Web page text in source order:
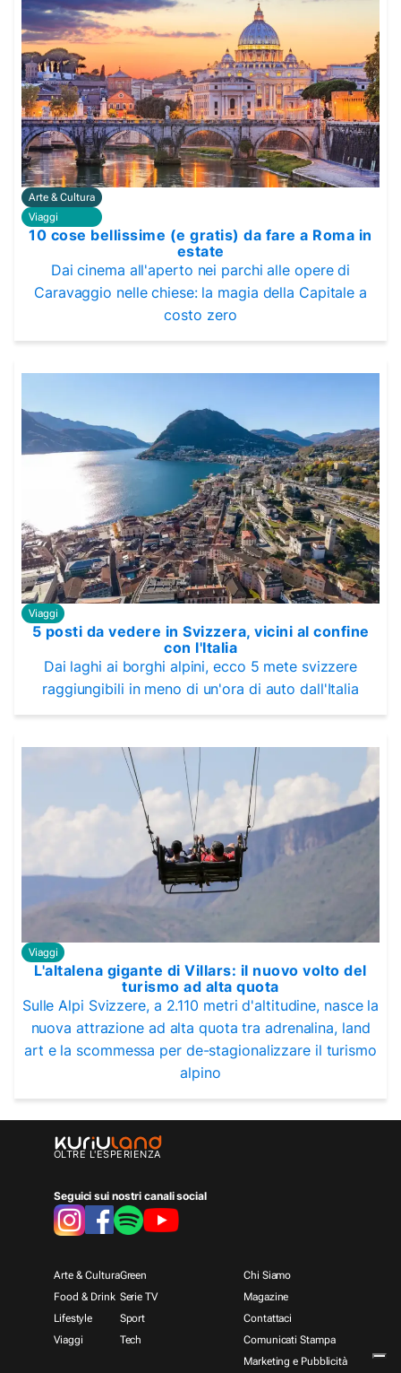
Arte & Cultura
Viaggi
10 cose bellissime (e gratis) da fare a Roma in
estate
Dai cinema all'aperto nei parchi alle opere di
Caravaggio nelle chiese: la magia della Capitale a
costo zero
Viaggi
5 posti da vedere in Svizzera, vicini al confine
con l'Italia
Dai laghi ai borghi alpini, ecco 5 mete svizzere
raggiungibili in meno di un'ora di auto dall'Italia
Viaggi
L'altalena gigante di Villars: il nuovo volto del
turismo ad alta quota
Sulle Alpi Svizzere, a 2.110 metri d'altitudine, nasce la
nuova attrazione ad alta quota tra adrenalina, land
art e la scommessa per de-stagionalizzare il turismo
alpino
OLTRE L'ESPERIENZA
Seguici sui nostri canali social
Arte & Cultura
Food & Drink
Lifestyle
Viaggi
Green
Serie TV
Sport
Tech
Chi Siamo
Magazine
Contattaci
Comunicati Stampa
Marketing e Pubblicità